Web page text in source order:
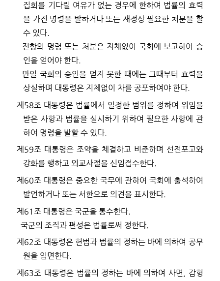
집회를 기다릴 여유가 없는 경우에 한하여 법률의 효력
을 가진 명령을 발하거나 또는 재정상 필요한 처분을 할
수 있다.
전항의 명령 또는 처분은 지체없이 국회에 보고하여 승
인을 얻어야 한다.
만일 국회의 승인을 얻지 못한 때에는 그때부터 효력을
상실하며 대통령은 지체없이 차를 공포하여야 한다.
제 58조 대통령은 법률에서 일정한 범위를 정하여 위임을
받은 사항과 법률을 실시하기 위하여 필요한 사항에 관
하여 명령을 발할 수 있다
제 59조 대통령은 조약을 체결하고 비준하며 선전포고와
강화를 행하고 외교사절을 신임접수한다.
제 60조 대통령은 중요한 국무에 관하여 국회에 출석하여
발언하거나 또는 서한으로 의견을 표시한다.
제 61 조 대통령은 국군을 통수한다
국군의 조직과 편성은 법률로써 정한다
제 62조 대통령은 헌법과 법률의 정하는 바에 의하여 공무
원을 임면한다.
제 63조 대통령은 법률의 정하는 바에 의하여 사면
감형